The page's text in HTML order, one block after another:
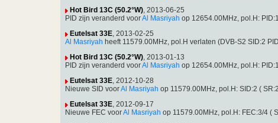
Hot Bird 13C (50.2°W), 2013-06-25
PID zijn veranderd voorAl Masriyah op 12654.00MHz, pol.H:
Eutelsat 33E, 2013-02-25
Al Masriyah heeft 11579.00MHz, pol.H verlaten (DVB-S2 SID:2
Hot Bird 13C (50.2°W), 2013-01-13
PID zijn veranderd voorAl Masriyah op 12654.00MHz, pol.H:
Eutelsat 33E, 2012-10-28
Nieuwe SID voorAl Masriyah op 11579.00MHz, pol.H: SID:2 (
Eutelsat 33E, 2012-09-17
Nieuwe FEC voorAl Masriyah op 11579.00MHz, pol.H: FEC:3/4 (